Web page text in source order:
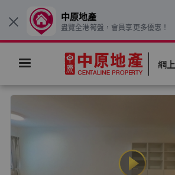
網
× 中原地產
盡覽全港筍盤，會員享更多優惠！